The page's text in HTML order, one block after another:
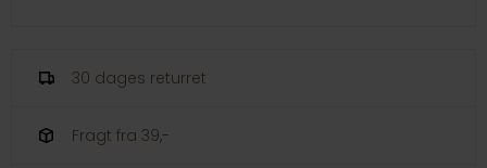
30 dages returret
Fragt fra 39,-